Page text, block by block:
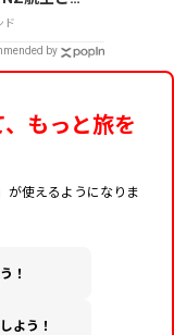
ド
by
もっと旅を
が使えるようになりま
！
よう！